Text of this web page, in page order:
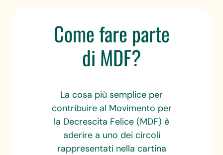
Come fare parte
di MDF?
La cosa più semplice per
contribuire al Movimento per
la Decrescita Felice (MDF) è
aderire a uno dei circoli
rappresentati nella cartina